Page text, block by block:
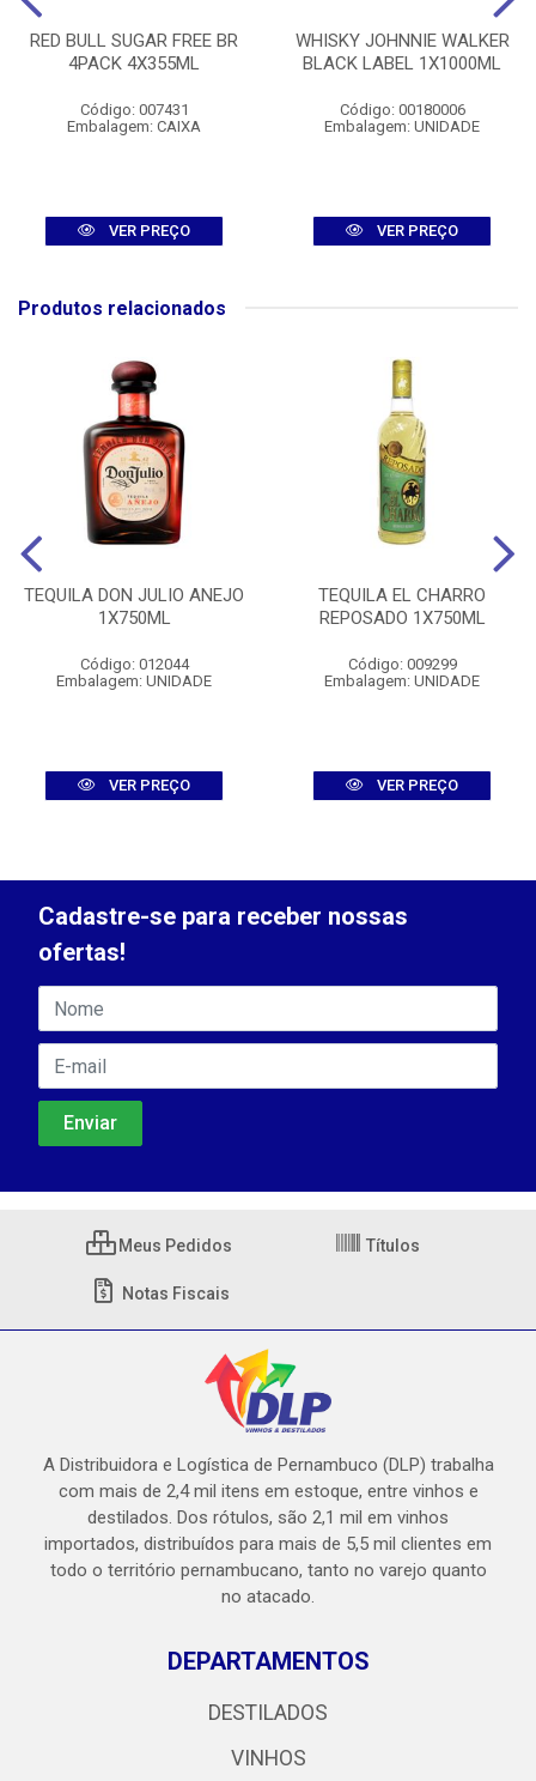
RED BULL SUGAR FREE BR
4PACK 4X355ML
Código: 007431
Embalagem: CAIXA
VER PREÇO
WHISKY JOHNNIE WALKER
BLACK LABEL 1X1000ML
Código: 00180006
Embalagem: UNIDADE
VER PREÇO
Produtos relacionados
TEQUILA DON JULIO ANEJO
1X750ML
Código: 012044
Embalagem: UNIDADE
VER PREÇO
TEQUILA EL CHARRO
REPOSADO 1X750ML
Código: 009299
Embalagem: UNIDADE
VER PREÇO
Cadastre-se para receber nossas
ofertas!
Meus Pedidos Títulos
Notas Fiscais
A Distribuidora e Logística de Pernambuco (DLP) trabalha
com mais de 2,4 mil itens em estoque, entre vinhos e
destilados. Dos rótulos, são 2,1 mil em vinhos
importados, distribuídos para mais de 5,5 mil clientes em
todo o território pernambucano, tanto no varejo quanto
no atacado.
DEPARTAMENTOS
DESTILADOS
VINHOS